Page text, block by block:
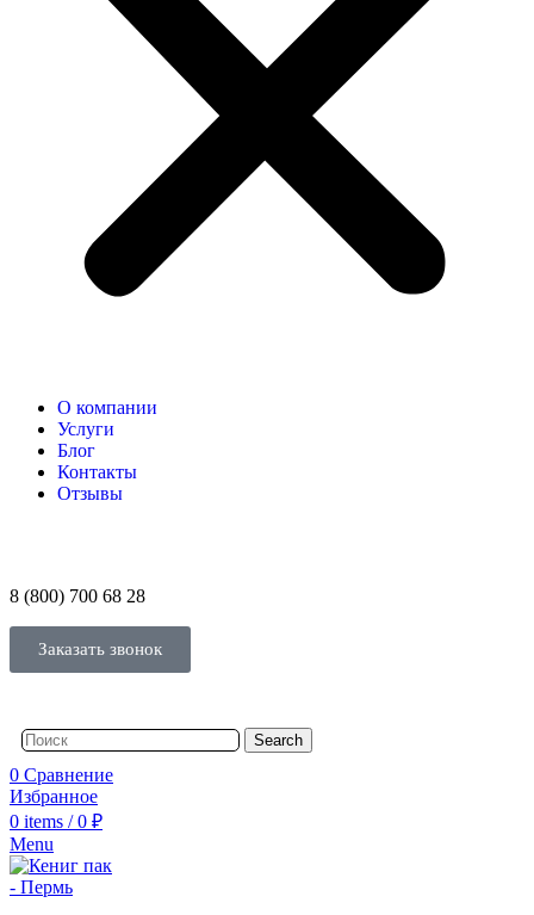
О компании
Услуги
Блог
Контакты
Отзывы
8 (800) 700 68 28
Заказать звонок
Search
0 Сравнение
Избранное
0 items / 0 ₽
Menu